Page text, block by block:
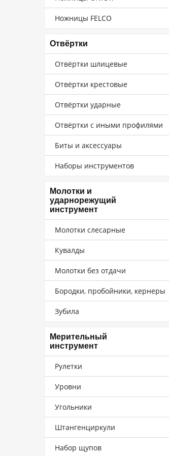
Ножницы FELCO
Отвёртки
Отвёртки шлицевые
Отвёртки крестовые
Отвёртки ударные
Отвёртки с иными профилями
Биты и аксессуары
Наборы инструментов
Молотки и
ударнорежущий
инструмент
Молотки слесарные
Кувалды
Молотки без отдачи
Бородки, пробойники, кернеры
Зубила
Мерительный
инструмент
Рулетки
Уровни
Угольники
Штангенциркули
Набор щупов